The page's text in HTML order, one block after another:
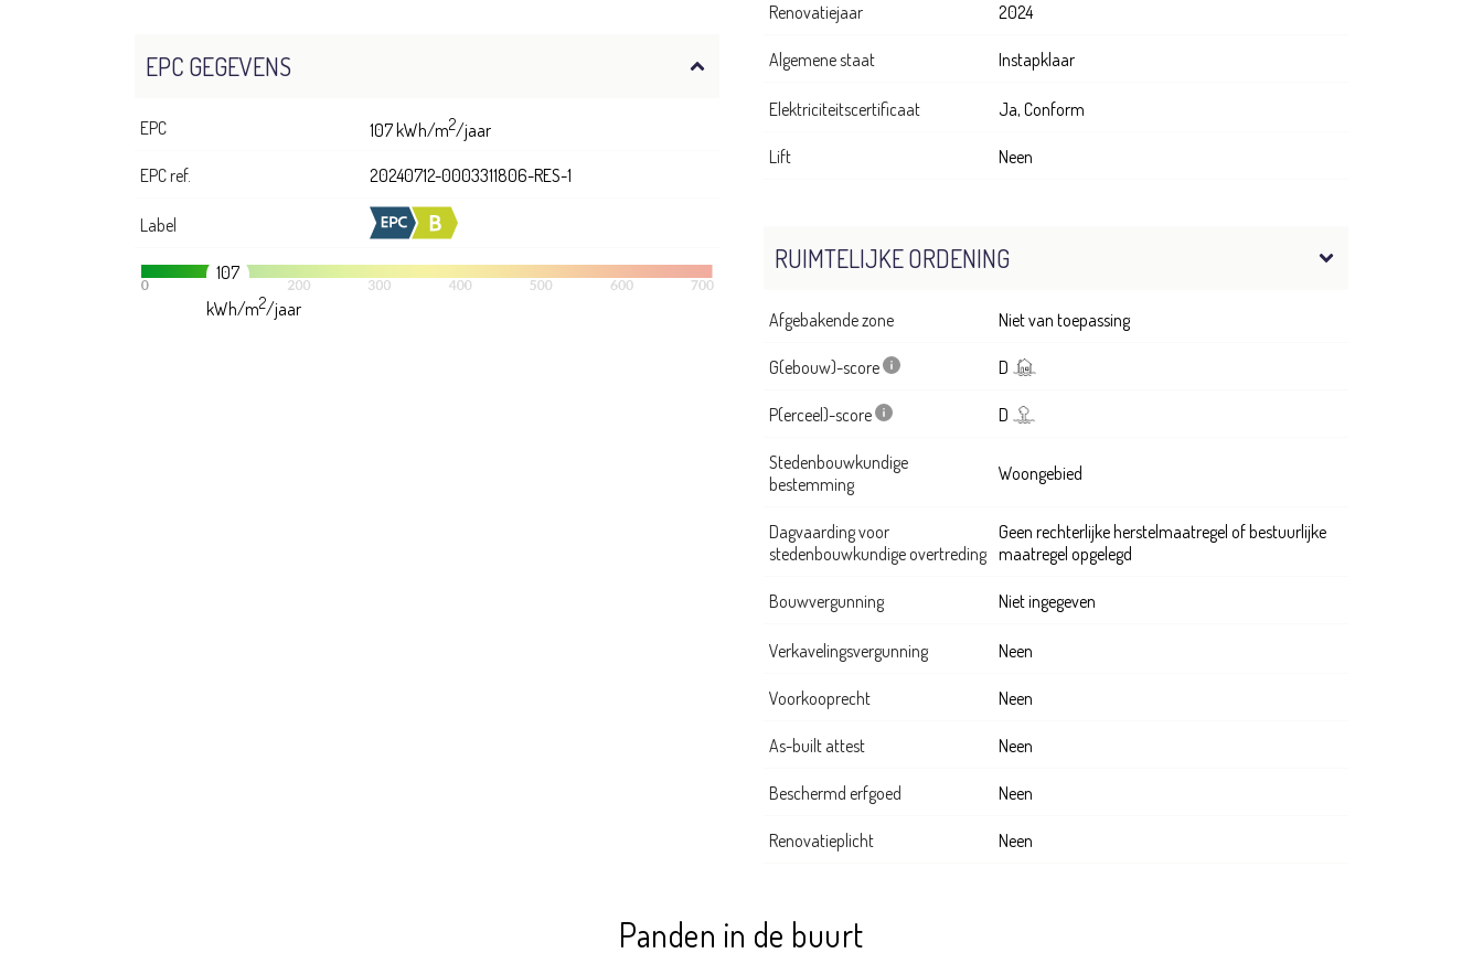
EPC GEGEVENS
EPC 107 kWh/m2/jaar
EPC ref. 20240712-0003311806-RES-1
Label
107
kWh/m2/jaar
Renovatiejaar 2024
Algemene staat Instapklaar
Elektriciteitscertificaat Ja, Conform
Lift Neen
RUIMTELIJKE ORDENING
Afgebakende zone Niet van toepassing
G(ebouw)-score D
P(erceel)-score D
Stedenbouwkundige
bestemming
Woongebied
Dagvaarding voor
stedenbouwkundige overtreding
Geen rechterlijke herstelmaatregel of bestuurlijke
maatregel opgelegd
Bouwvergunning Niet ingegeven
Verkavelingsvergunning Neen
Voorkooprecht Neen
As-built attest Neen
Beschermd erfgoed Neen
Renovatieplicht Neen
Panden in de buurt